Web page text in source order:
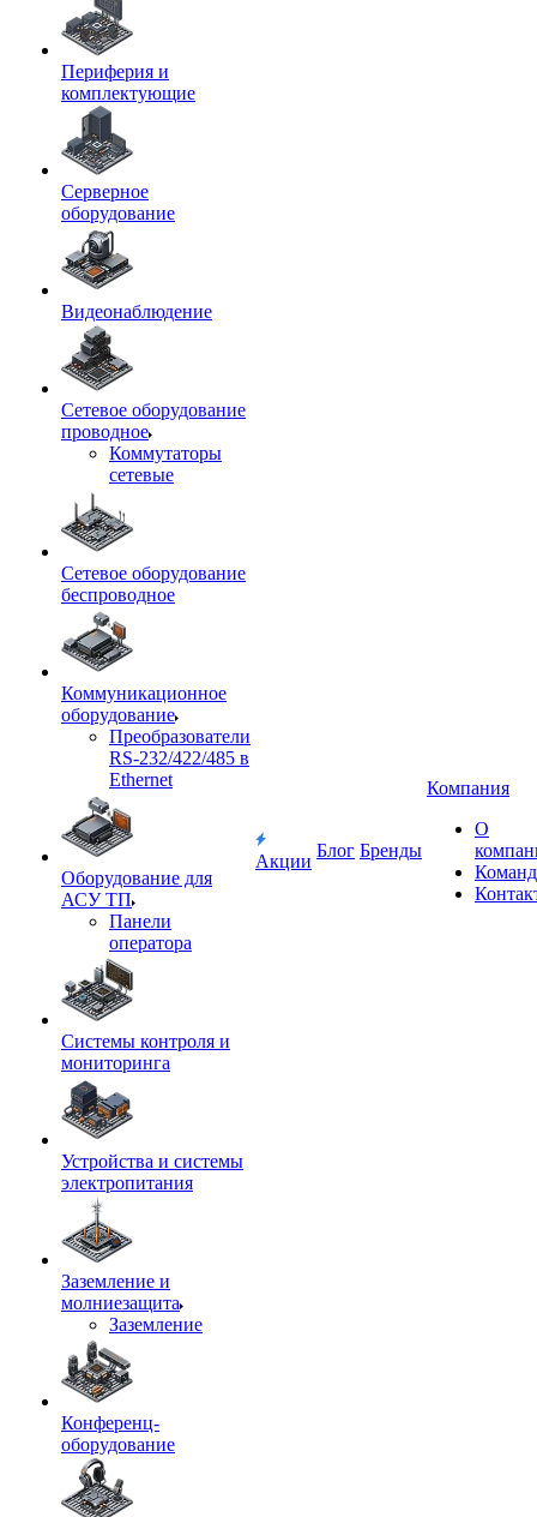
Периферия и
комплектующие
Серверное
оборудование
Видеонаблюдение
Сетевое оборудование
проводное
Коммутаторы
сетевые
Сетевое оборудование
беспроводное
Коммуникационное
оборудование
Преобразователи
RS-232/422/485 в
Ethernet
Оборудование для
АСУ ТП
Панели
оператора
Системы контроля и
мониторинга
Устройства и системы
электропитания
Заземление и
молниезащита
Заземление
Конференц-
оборудование
Акции
Блог Бренды
Компания
О